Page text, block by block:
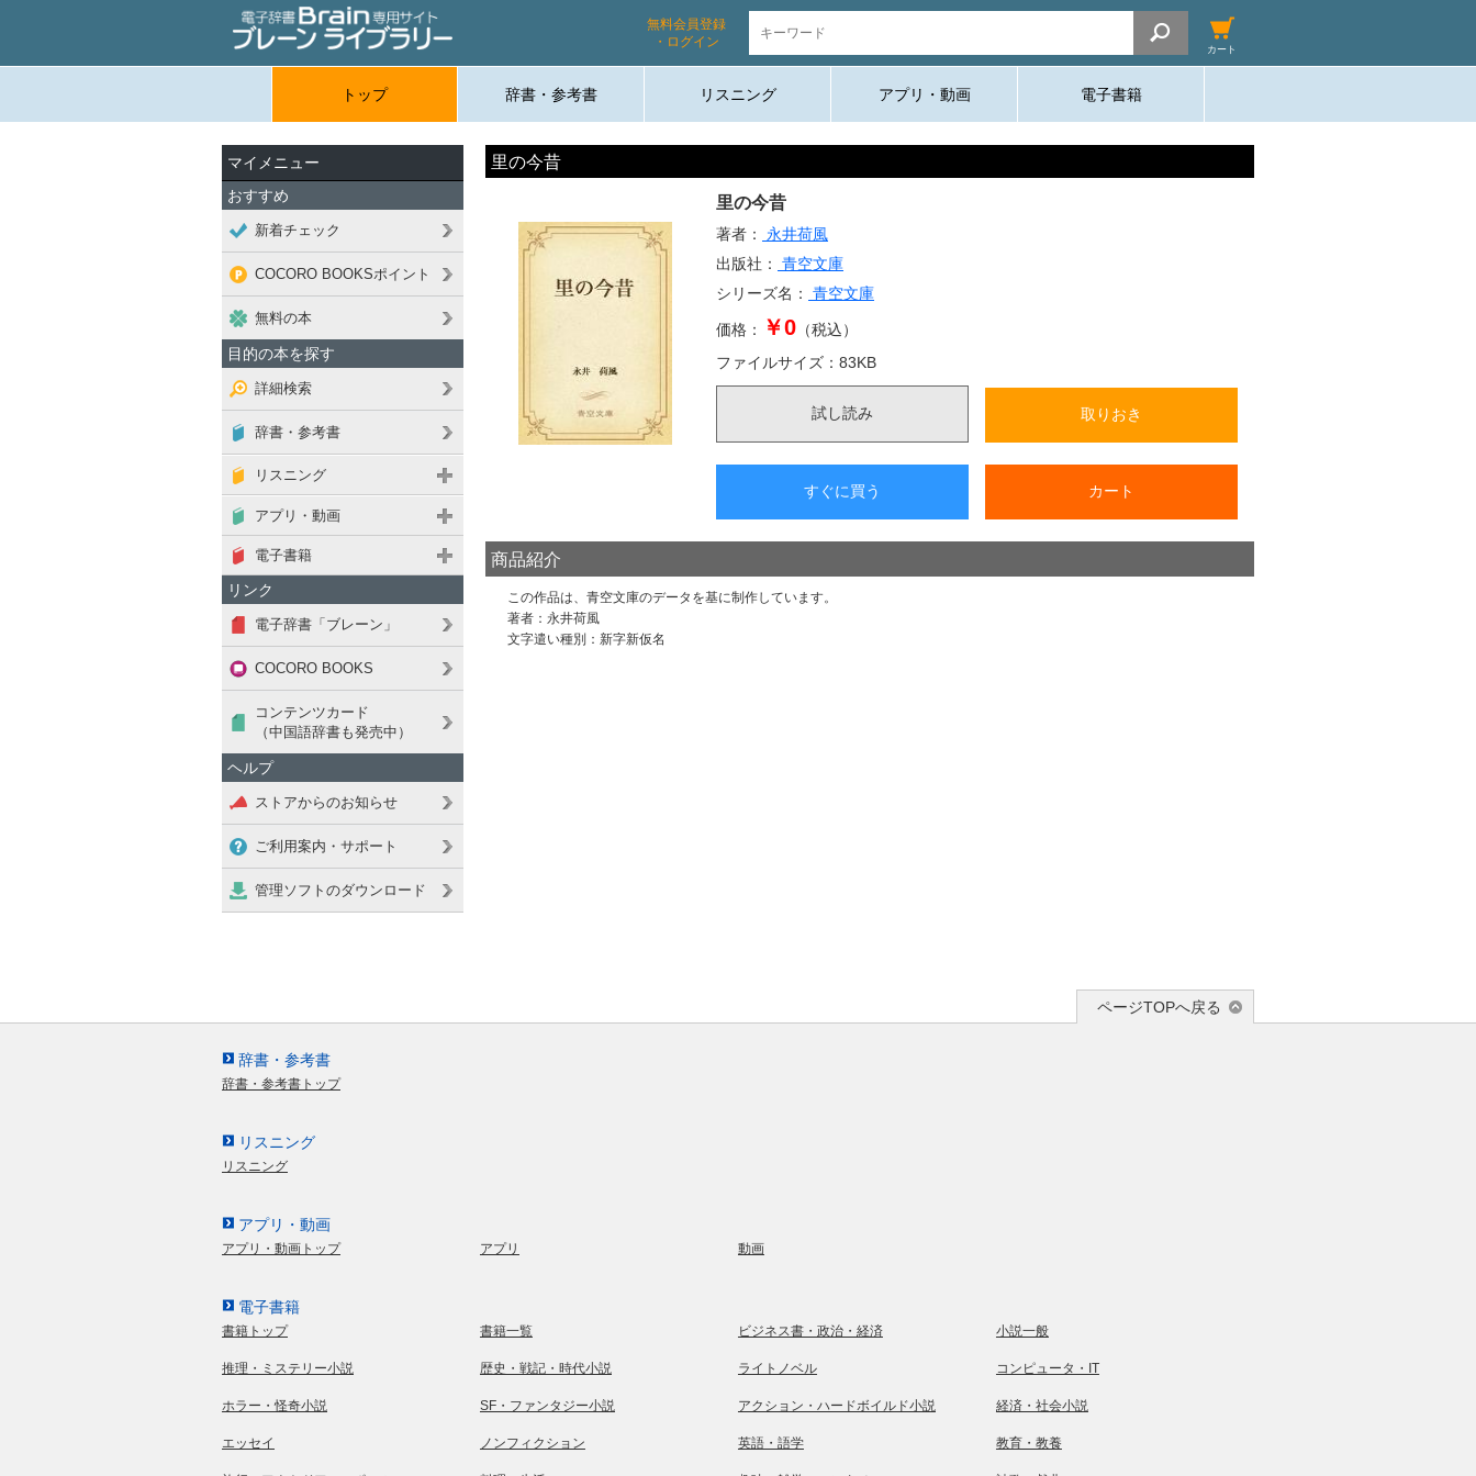
無料会員登録
・ログイン
カート
トップ 辞書・参考書 リスニング アプリ・動画 電子書籍
里の今昔
里の今昔
著者：
永井荷風
出版社：
青空文庫
シリーズ名：
青空文庫
価格： ￥0 （税込）
ファイルサイズ： 83KB
試し読み 取りおき
すぐに買う カート
商品紹介
この作品は、青空文庫のデータを基に制作しています。
著者：永井荷風
文字遣い種別：新字新仮名
マイメニュー
おすすめ
新着チェック
COCORO BOOKSポイント
無料の本
目的の本を探す
詳細検索
辞書・参考書
リスニング
アプリ・動画
電子書籍
リンク
電子辞書「ブレーン」
COCORO BOOKS
コンテンツカード
（中国語辞書も発売中）
ヘルプ
ストアからのお知らせ
ご利用案内・サポート
管理ソフトのダウンロード
辞書・参考書
辞書・参考書トップ
リスニング
リスニング
アプリ・動画
アプリ・動画トップ アプリ 動画
電子書籍
書籍トップ 書籍一覧 ビジネス書・政治・経済 小説一般
推理・ミステリー小説 歴史・戦記・時代小説 ライトノベル コンピュータ・IT
ホラー・怪奇小説 SF・ファンタジー小説 アクション・ハードボイルド小説 経済・社会小説
エッセイ ノンフィクション 英語・語学 教育・教養
ページTOPへ戻る